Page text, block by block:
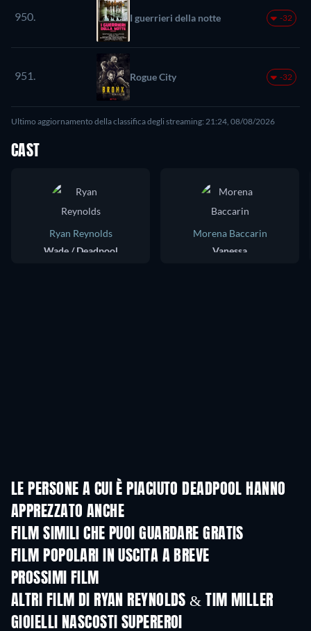
950. I guerrieri della notte -32
951. Rogue City -32
Ultimo aggiornamento della classifica degli streaming: 21:24, 08/08/2026
CAST
Ryan Reynolds
Wade / Deadpool
Morena Baccarin
Vanessa
LE PERSONE A CUI È PIACIUTO DEADPOOL HANNO
APPREZZATO ANCHE
FILM SIMILI CHE PUOI GUARDARE GRATIS
FILM POPOLARI IN USCITA A BREVE
PROSSIMI FILM
LEGO Disney Princess:
Magical Mayhem
ALTRI FILM DI RYAN REYNOLDS & TIM MILLER
GIOIELLI NASCOSTI SUPEREROI
TV